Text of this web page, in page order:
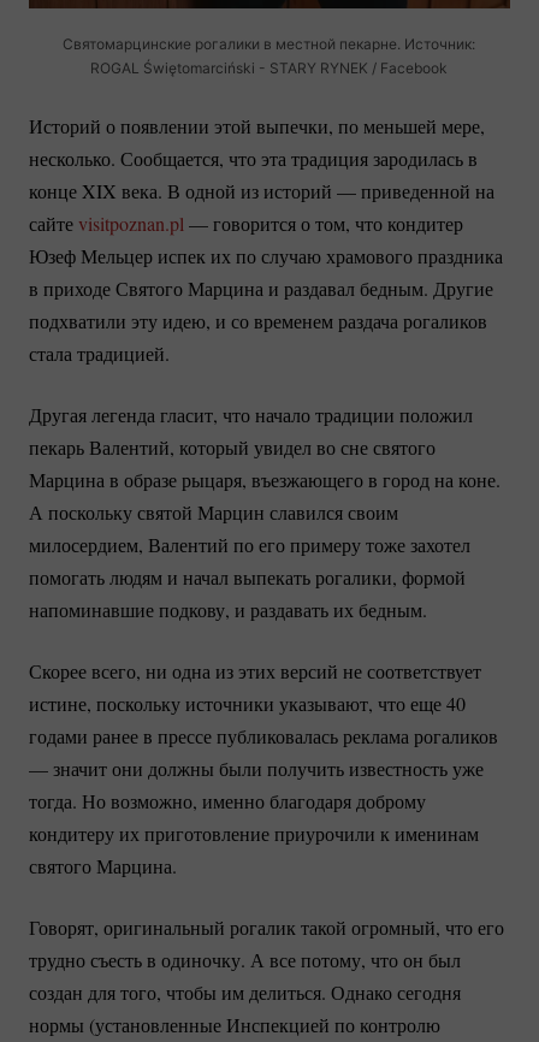
Святомарцинские рогалики в местной пекарне. Источник:
ROGAL Świętomarciński - STARY RYNEK / Facebook
Историй о появлении этой выпечки, по меньшей мере,
несколько. Сообщается, что эта традиция зародилась в
конце XIX века. В одной из историй — приведенной на
сайте visitpoznan.pl — говорится о том, что кондитер
Юзеф Мельцер испек их по случаю храмового праздника
в приходе Святого Марцина и раздавал бедным. Другие
подхватили эту идею, и со временем раздача рогаликов
стала традицией.
Другая легенда гласит, что начало традиции положил
пекарь Валентий, который увидел во сне святого
Марцина в образе рыцаря, въезжающего в город на коне.
А поскольку святой Марцин славился своим
милосердием, Валентий по его примеру тоже захотел
помогать людям и начал выпекать рогалики, формой
напоминавшие подкову, и раздавать их бедным.
Скорее всего, ни одна из этих версий не соответствует
истине, поскольку источники указывают, что еще 40
годами ранее в прессе публиковалась реклама рогаликов
— значит они должны были получить известность уже
тогда. Но возможно, именно благодаря доброму
кондитеру их приготовление приурочили к именинам
святого Марцина.
Говорят, оригинальный рогалик такой огромный, что его
трудно съесть в одиночку. А все потому, что он был
создан для того, чтобы им делиться. Однако сегодня
нормы (установленные Инспекцией по контролю